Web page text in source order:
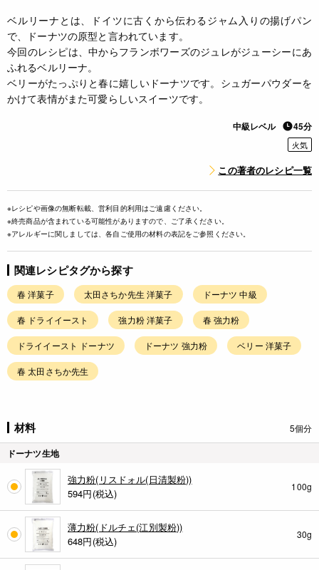
ベルリーナとは、ドイツに古くから伝わるジャム入りの揚げパン
で、ドーナツの原型と言われています。
今回のレシピは、中からフランボワーズのジュレがジューシーにあ
ふれるベルリーナ。
ベリーがたっぷりと春に嬉しいドーナツです。シュガーパウダーを
かけて表情がまた可愛らしいスイーツです。
中級レベル 45分
火気
この著者のレシピ一覧
※レシピや画像の無断転載、営利目的利用はご遠慮ください。
※終売商品が含まれている可能性がありますので、ご了承ください。
※アレルギーに関しましては、各自ご使用の材料の表記をご参照ください。
関連レシピタグから探す
春 洋菓子 太田さちか先生 洋菓子 ドーナツ 中級
春 ドライイースト 強力粉 洋菓子 春 強力粉
ドライイースト ドーナツ ドーナツ 強力粉 ベリー 洋菓子
春 太田さちか先生
材料 5個分
ドーナツ生地
強力粉(リスドォル(日清製粉))
594円(税込)
100g
薄力粉(ドルチェ(江別製粉))
648円(税込)
30g